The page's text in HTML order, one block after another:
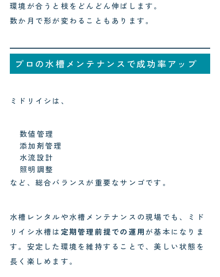
環境が合うと枝をどんどん伸ばします。
数か月で形が変わることもあります。
プロの水槽メンテナンスで成功率アップ
ミドリイシは、
数値管理
添加剤管理
水流設計
照明調整
など、総合バランスが重要なサンゴです。
水槽レンタルや水槽メンテナンスの現場でも、ミド
リイシ水槽は 定期管理前提での運用が基本になりま
す。安定した環境を維持することで、美しい状態を
長く楽しめます。